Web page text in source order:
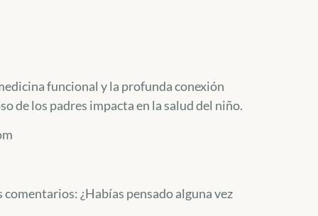
funcional y la profunda conexión
de los padres impacta en la salud del niño.
¿Habías pensado alguna vez